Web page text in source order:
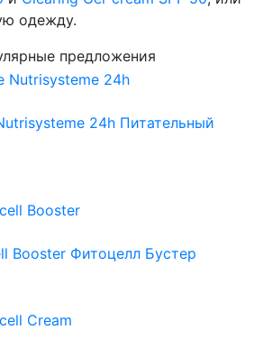
одежду.
предложения
24h Питательный
Booster Фитоцелл Бустер